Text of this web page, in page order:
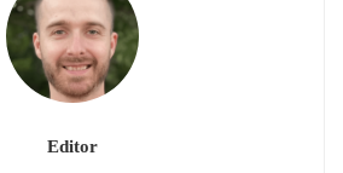
Editor